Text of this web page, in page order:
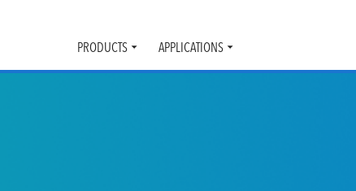
PRODUCTS
Toggle
submenu
APPLICATIONS
submenu